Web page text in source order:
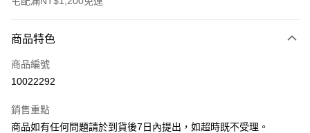
信用卡一次付款
LINE Pay
悠遊付
商品特色
商品編號
10022292
銷售重點
商品如有任何問題請於到貨後7日內提出，如超時既不受理。